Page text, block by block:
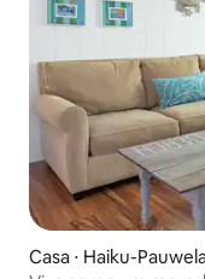
Casa ⋅ Haiku-